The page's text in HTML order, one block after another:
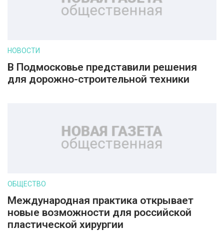
НОВОСТИ
В Подмосковье представили решения
для дорожно-строительной техники
ОБЩЕСТВО
Международная практика открывает
новые возможности для российской
пластической хирургии